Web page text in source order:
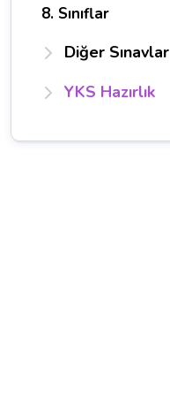
8. Sınıflar
Diğer Sınavlar
YKS Hazırlık